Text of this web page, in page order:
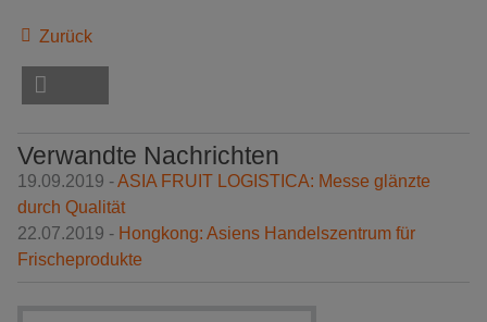
Zurück
Verwandte Nachrichten
19.09.2019 -ASIA FRUIT LOGISTICA: Messe glänzte
durch Qualität
22.07.2019 - Hongkong: Asiens Handelszentrum für
Frischeprodukte